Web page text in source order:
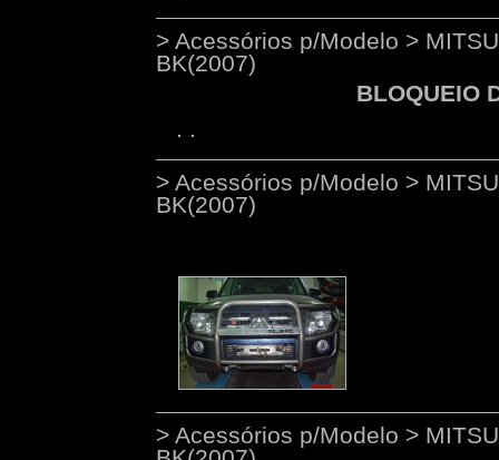
> Acessórios p/Modelo >
BK(2007)
BLOQUEIO
> Acessórios p/Modelo >
BK(2007)
> Acessórios p/Modelo >